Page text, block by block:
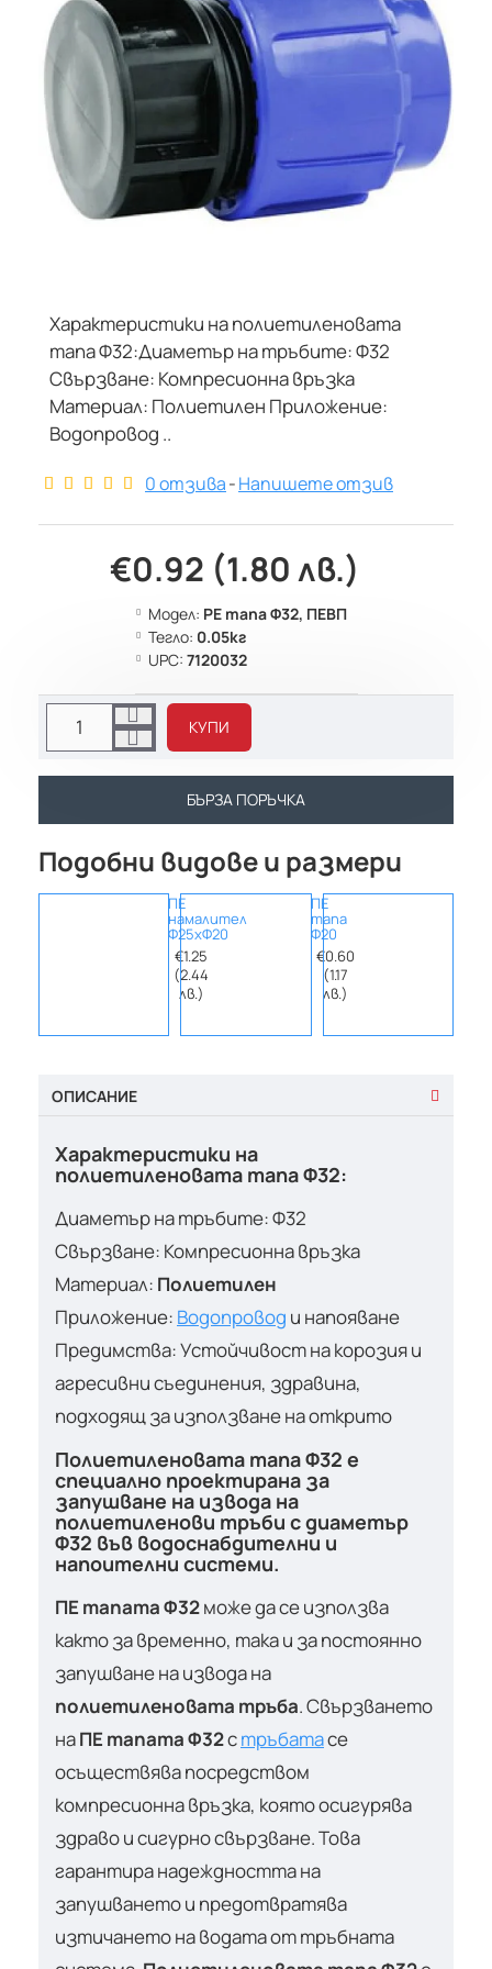
Характеристики на полиетиленовата
тапа Ф32:Диаметър на тръбите: Ф32
Свързване: Компресионна връзка
Материал: Полиетилен Приложение:
Водопровод ..
0 отзива-Напишете отзив
€0.92 (1.80 лв.)
Модел: PE тапа Ф32, ПЕВП
Тегло: 0.05кг
UPC: 7120032
КУПИ
БЪРЗА ПОРЪЧКА
Подобни видове и размери
ПЕ
намалител
Ф25хФ20
€1.25
(2.44
лв.)
ПЕ
тапа
Ф20
€0.60
(1.17
лв.)
ОПИСАНИЕ
Характеристики на
полиетиленовата тапа Ф32:
Диаметър на тръбите: Ф32
Свързване: Компресионна връзка
Материал: Полиетилен
Приложение: Водопровод и напояване
Предимства: Устойчивост на корозия и
агресивни съединения, здравина,
подходящ за използване на открито
Полиетиленовата тапа Ф32 е
специално проектирана за
запушване на извода на
полиетиленови тръби с диаметър
Ф32 във водоснабдителни и
напоителни системи.
ПЕ тапата Ф32може да се използва
както за временно, така и за постоянно
запушване на извода на
полиетиленовата тръба. Свързването
наПЕ тапата Ф32стръбатасе
осъществява посредством
компресионна връзка, която осигурява
здраво и сигурно свързване. Това
гарантира надеждността на
запушването и предотвратява
изтичането на водата от тръбната